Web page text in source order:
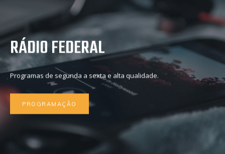
RÁDIO FEDERAL
Programas de segunda a sexta e alta qualidade.
PROGRAMAÇÃO